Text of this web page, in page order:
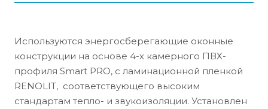
Используются энергосберегающие оконные
конструкции на основе 4-х камерного ПВХ-
профиля Smart PRO, с ламинационной пленкой
RENOLIT, соответствующего высоким
стандартам тепло- и звукоизоляции. Установлен